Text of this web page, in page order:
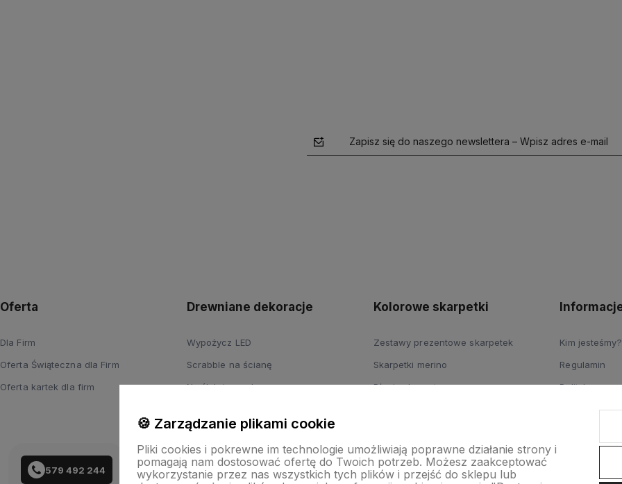
579 492 244
Zapisz się do naszego newslettera – Wpisz adres e-mail
Oferta
Dla Firm
Oferta Świąteczna dla Firm
Oferta kartek dla firm
Drewniane dekoracje
Wypożycz LED
Scrabble na ścianę
Na ślub i wesele
Kolorowe skarpetki
Zestawy prezentowe skarpetek
Skarpetki merino
Długie skarpety
Kim jesteśmy?
Regulamin
Polityka
🍪 Zarządzanie plikami cookie
Pliki cookies i pokrewne im technologie umożliwiają poprawne działanie strony i
pomagają nam dostosować ofertę do Twoich potrzeb. Możesz zaakceptować
wykorzystanie przez nas wszystkich tych plików i przejść do sklepu lub